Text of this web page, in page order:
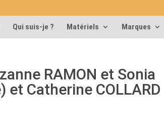
Qui suis-je ? Matériels Marques
RAMON et Sonia
et Catherine COLLARD